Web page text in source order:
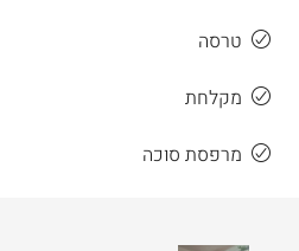
טרסה
מקלחת
מרפסת סוכה